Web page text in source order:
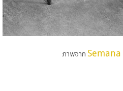
ภาพจาก Semana